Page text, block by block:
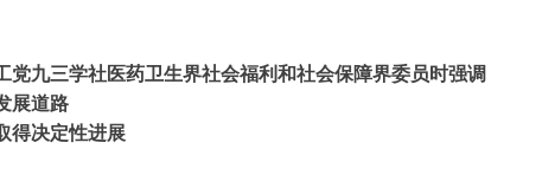
党九三学社医药卫生界社会福利和社会保障界委员时强调
展道路
得决定性进展